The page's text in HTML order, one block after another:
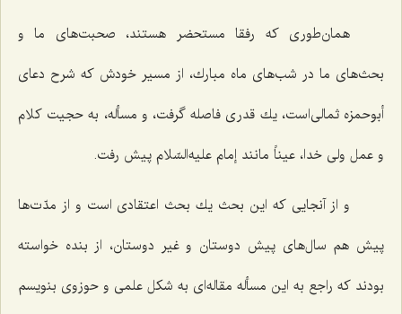
همان‌طوری كه رفقا مستحضر هستند، صحبت‌های ما و
بحث‌های ما در شب‌های ماه مبارك، از مسیر خودش كه شرح دعای
أبوحمزه ثمالی‌است، یك قدری فاصله گرفت، و مسأله، به حجیت كلام
و عمل ولی خدا، عیناً مانند إمام علیه‌السّلام پیش رفت.
و از آنجایی كه این بحث یك بحث اعتقادی است و از مدّت‌ها
پیش هم سال‌های پیش دوستان و غیر دوستان، از بنده خواسته
بودند كه راجع به این مسأله مقاله‌ای به شكل علمی و حوزوی بنویسم